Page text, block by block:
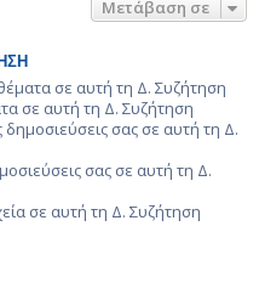
Μετάβαση σε
σε αυτή τη Δ. Συζήτηση
σε αυτή τη Δ. Συζήτηση
δημοσιεύσεις σας σε αυτή τη Δ.
σας σε αυτή τη Δ.
σε αυτή τη Δ. Συζήτηση